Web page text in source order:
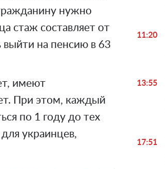
нужно
стаж составляет от
выйти на пенсию в 63
имеют
При этом, каждый
по 1 году до тех
украинцев,
11:20
13:55
17:51